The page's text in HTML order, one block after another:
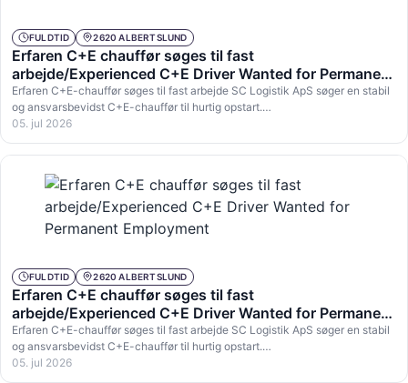
FULDTID 2620 ALBERTSLUND
Erfaren C+E chauffør søges til fast
arbejde/Experienced C+E Driver Wanted for Permanent
Employment
Erfaren C+E-chauffør søges til fast arbejde SC Logistik ApS søger en stabil
og ansvarsbevidst C+E-chauffør til hurtig opstart.…
05. jul 2026
FULDTID 2620 ALBERTSLUND
Erfaren C+E chauffør søges til fast
arbejde/Experienced C+E Driver Wanted for Permanent
Employment
Erfaren C+E-chauffør søges til fast arbejde SC Logistik ApS søger en stabil
og ansvarsbevidst C+E-chauffør til hurtig opstart.…
05. jul 2026